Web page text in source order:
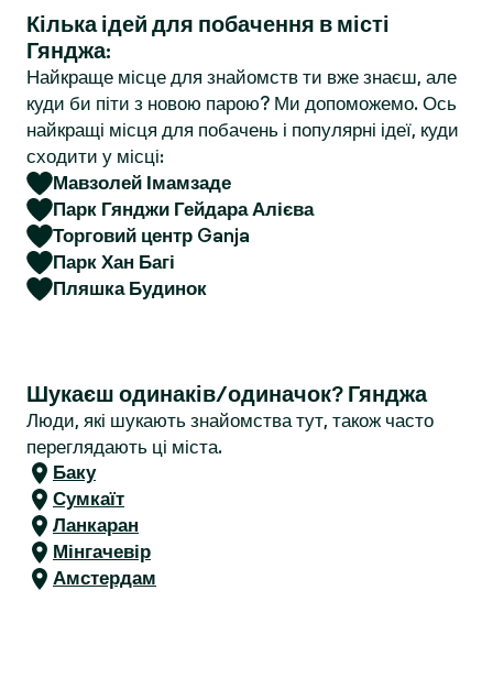
r
Кілька ідей для побачення в місті
Гянджа:
Найкраще місце для знайомств ти вже знаєш, але
куди би піти з новою парою? Ми допоможемо. Ось
найкращі місця для побачень і популярні ідеї, куди
сходити у місці:
Мавзолей Імамзаде
Парк Гянджи Гейдара Алієва
Торговий центр Ganja
Парк Хан Багі
Пляшка Будинок
Шукаєш одинаків/одиначок? Гянджа
Люди, які шукають знайомства тут, також часто
переглядають ці міста.
Баку
Сумкаїт
Ланкаран
Мінгачевір
Амстердам